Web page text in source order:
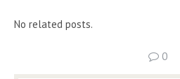
No related posts.
0